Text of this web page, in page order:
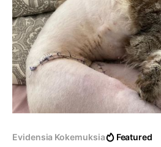
Evidensia Kokemuksia Featured